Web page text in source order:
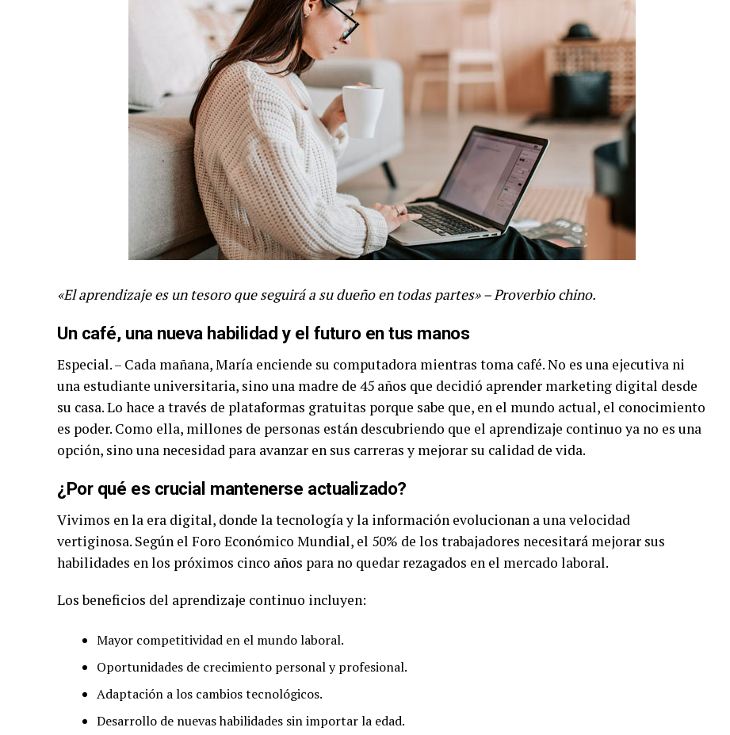
«El aprendizaje es un tesoro que seguirá a su dueño en todas partes» – Proverbio chino.
Un café, una nueva habilidad y el futuro en tus manos
Especial. – Cada mañana, María enciende su computadora mientras toma café. No es una ejecutiva ni
una estudiante universitaria, sino una madre de 45 años que decidió aprender marketing digital desde
su casa. Lo hace a través de plataformas gratuitas porque sabe que, en el mundo actual, el conocimiento
es poder. Como ella, millones de personas están descubriendo que el aprendizaje continuo ya no es una
opción, sino una necesidad para avanzar en sus carreras y mejorar su calidad de vida.
¿Por qué es crucial mantenerse actualizado?
Vivimos en la era digital, donde la tecnología y la información evolucionan a una velocidad
vertiginosa. Según el Foro Económico Mundial, el 50% de los trabajadores necesitará mejorar sus
habilidades en los próximos cinco años para no quedar rezagados en el mercado laboral.
Los beneficios del aprendizaje continuo incluyen:
Mayor competitividad en el mundo laboral.
Oportunidades de crecimiento personal y profesional.
Adaptación a los cambios tecnológicos.
Desarrollo de nuevas habilidades sin importar la edad.